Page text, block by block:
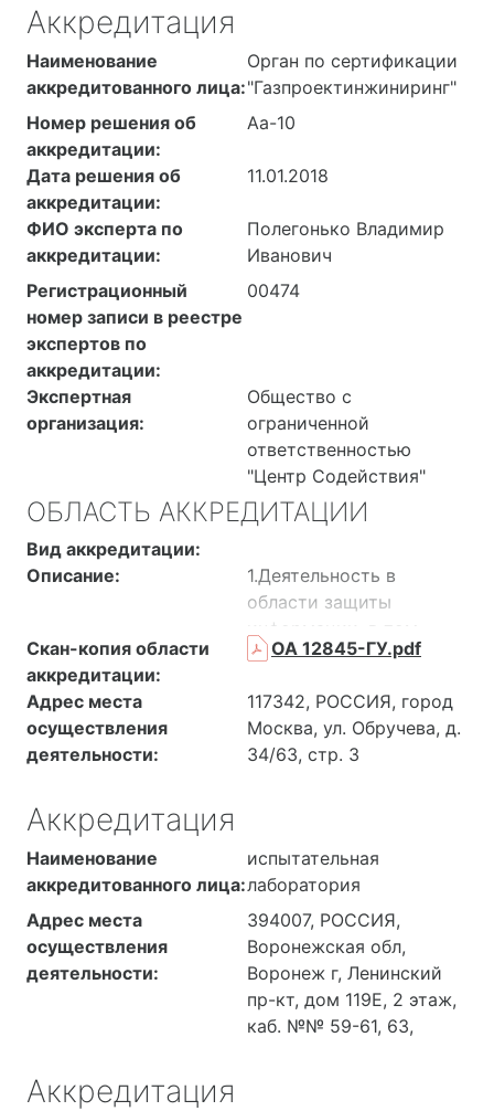
Аккредитация
Наименование
аккредитованного лица:
Орган по сертификации
"Газпроектинжиниринг"
Номер решения об
аккредитации:
Аа-10
Дата решения об
аккредитации:
11.01.2018
ФИО эксперта по
аккредитации:
Полегонько Владимир
Иванович
Регистрационный
номер записи в реестре
экспертов по
аккредитации:
00474
Экспертная
организация:
Общество с
ограниченной
ответственностью
"Центр Содействия"
ОБЛАСТЬ АККРЕДИТАЦИИ
Вид аккредитации:
Описание:
1.Деятельность в
области защиты
информации, в том
числе: - проектирование
пусконаладочные
работы и техническое
обслуживание систем и
систем в защищенном
исполнении.
2.Проектирование
оснащения инженерно-
техническими
средствами охраны.
3.Монтаж,
Скан-копия области
аккредитации:
ОА 12845-ГУ.pdf
Адрес места
осуществления
деятельности:
117342, РОССИЯ, город
Москва, ул. Обручева, д.
34/63, стр. 3
Аккредитация
Наименование
аккредитованного лица:
испытательная
лаборатория
Адрес места
осуществления
деятельности:
394007, РОССИЯ,
Воронежская обл,
Воронеж г, Ленинский
пр-кт, дом 119Е, 2 этаж,
каб. №№ 59-61, 63,
Аккредитация